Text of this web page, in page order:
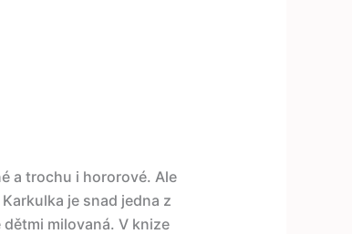
a trochu i hororové. Ale
je snad jedna z
milovaná. V knize